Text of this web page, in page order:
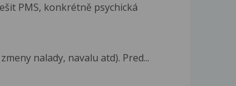
PMS, konkrétně psychická
nalady, navalu atd). Pred...